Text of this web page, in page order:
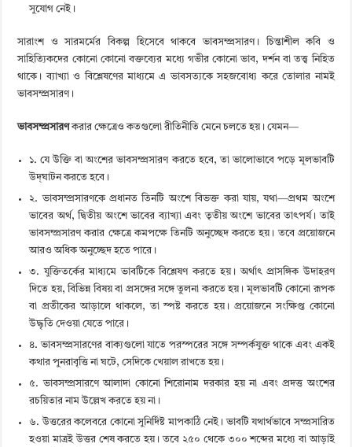
সুযোগ নেই।
সারাংশ ও সারমর্মের বিকল্প হিসেবে থাকবে ভাবসম্প্রসারণ। চিন্তাশীল কবি ও
সাহিত্যিকদের কোনো কোনো বক্তব্যের মধ্যে গভীর কোনো ভাব, দর্শন বা তত্ত্ব নিহিত
থাকে। ব্যাখ্যা ও বিশ্লেষণের মাধ্যমে এ ভাবসত্যকে সহজবোধ্য করে তোলার নামই
ভাবসম্প্রসারণ।
ভাবসম্প্রসারণকরার ক্ষেত্রেও কতগুলো রীতিনীতি মেনে চলতে হয়। যেমন—
১. যে উক্তি বা অংশের ভাবসম্প্রসারণ করতে হবে, তা ভালোভাবে পড়ে মূলভাবটি
উদ্​ঘাটন করতে হবে।
২. ভাবসম্প্রসারণকে প্রধানত তিনটি অংশে বিভক্ত করা যায়, যথা—প্রথম অংশে
ভাবের অর্থ, দ্বিতীয় অংশে ভাবের ব্যাখ্যা এবং তৃতীয় অংশে ভাবের তাৎপর্য। তাই
ভাবসম্প্রসারণ করার ক্ষেত্রে কমপক্ষে তিনটি অনুচ্ছেদ করতে হয়। তবে প্রয়োজনে
আরও অধিক অনুচ্ছেদ হতে পারে।
৩. যুক্তিতর্কের মাধ্যমে ভাবটিকে বিশ্লেষণ করতে হয়। অর্থাৎ প্রাসঙ্গিক উদাহরণ
দিতে হয়, বিভিন্ন বিষয় বা প্রসঙ্গের সঙ্গে তুলনা করতে হয়। মূলভাবটি কোনো রূপক
বা প্রতীকের আড়ালে থাকলে, তা স্পষ্ট করতে হয়। প্রয়োজনে সংক্ষিপ্ত কোনো
উদ্ধৃতি দেওয়া যেতে পারে।
৪. ভাবসম্প্রসারণের বাক্যগুলো যাতে পরস্পরের সঙ্গে সম্পর্কযুক্ত থাকে এবং একই
কথার পুনরাবৃত্তি না ঘটে, সেদিকে খেয়াল রাখতে হয়।
৫. ভাবসম্প্রসারণে আলাদা কোনো শিরোনাম দরকার হয় না এবং প্রদত্ত অংশের
রচয়িতার নাম উল্লেখ করতে হয় না।
৬. উত্তরের কলেবরে কোনো সুনির্দিষ্ট মাপকাঠি নেই। ভাবটি যথার্থভাবে সম্প্রসারিত
হওয়া মাত্রই উত্তর শেষ করতে হয়। তবে ২৫০ থেকে ৩০০ শব্দের মধ্যে বা আড়াই